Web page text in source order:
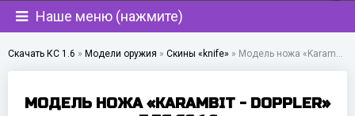
Наше меню (нажмите)
Скачать КС 1.6 » Модели оружия » Скины «knife» » Модель ножа «Karambit - Doppler» для CS 1.6
МОДЕЛЬ НОЖА «KARAMBIT - DOPPLER»